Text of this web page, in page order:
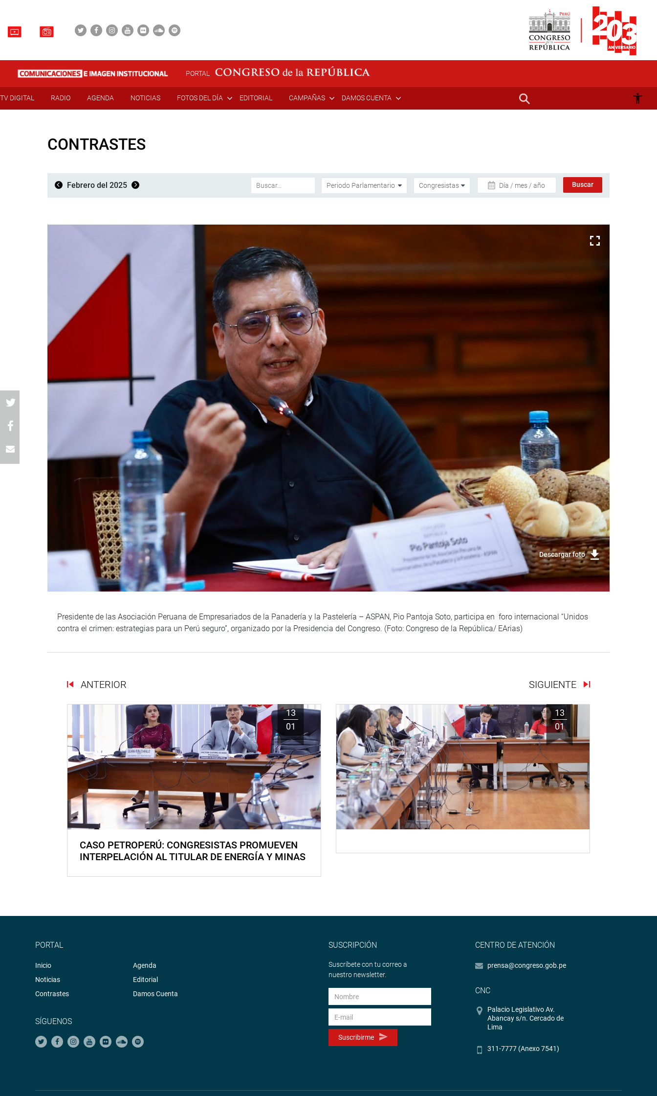
PORTAL
TV DIGITAL RADIO AGENDA NOTICIAS FOTOS DEL DÍA EDITORIAL CAMPAÑAS DAMOS CUENTA
CONTRASTES
Febrero del 2025 Día / mes / año
Descargar foto
Presidente de las Asociación Peruana de Empresariados de la Panadería y la Pastelería – ASPAN, Pio Pantoja Soto, participa en foro internacional “Unidos
contra el crimen: estrategias para un Perú seguro”, organizado por la Presidencia del Congreso. (Foto: Congreso de la República/ EArias)
ANTERIOR SIGUIENTE
13
01
CASO PETROPERÚ: CONGRESISTAS PROMUEVEN
INTERPELACIÓN AL TITULAR DE ENERGÍA Y MINAS
13
01
PORTAL
Inicio
Noticias
Contrastes
Agenda
Editorial
Damos Cuenta
SÍGUENOS
SUSCRIPCIÓN
Suscríbete con tu correo a
nuestro newsletter.
Suscribirme
CENTRO DE ATENCIÓN
prensa@congreso.gob.pe
CNC
Palacio Legislativo Av.
Abancay s/n. Cercado de
Lima
311-7777 (Anexo 7541)